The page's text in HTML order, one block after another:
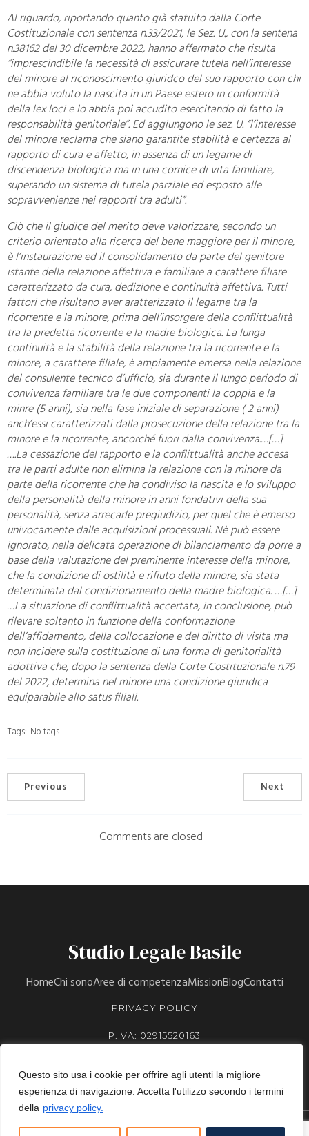
Questo sito usa i cookie per offrire agli utenti la migliore
esperienza di navigazione. Accetta l'utilizzo secondo i termini
della privacy policy.
Al riguardo, riportando quanto già statuito dalla Corte
Costituzionale con sentenza n.33/2021, le Sez. U., con la sentena
n.38162 del 30 dicembre 2022, hanno affermato che risulta
“imprescindibile la necessità di assicurare tutela nell’interesse
del minore al riconoscimento giuridco del suo rapporto con chi
ne abbia voluto la nascita in un Paese estero in conformità
della lex loci e lo abbia poi accudito esercitando di fatto la
responsabilità genitoriale”. Ed aggiungono le sez. U. “l’interesse
del minore reclama che siano garantite stabilità e certezza al
rapporto di cura e affetto, in assenza di un legame di
discendenza biologica ma in una cornice di vita familiare,
superando un sistema di tutela parziale ed esposto alle
sopravvenienze nei rapporti tra adulti”.
Ciò che il giudice del merito deve valorizzare, secondo un
criterio orientato alla ricerca del bene maggiore per il minore,
è l’instaurazione ed il consolidamento da parte del genitore
istante della relazione affettiva e familiare a carattere filiare
caratterizzato da cura, dedizione e continuità affettiva. Tutti
fattori che risultano aver aratterizzato il legame tra la
ricorrente e la minore, prima dell’insorgere della conflittualità
tra la predetta ricorrente e la madre biologica. La lunga
continuità e la stabilità della relazione tra la ricorrente e la
minore, a carattere filiale, è ampiamente emersa nella relazione
del consulente tecnico d’ufficio, sia durante il lungo periodo di
convivenza familiare tra le due componenti la coppia e la
minre (5 anni), sia nella fase iniziale di separazione ( 2 anni)
anch’essi caratterizzati dalla prosecuzione della relazione tra la
minore e la ricorrente, ancorché fuori dalla convivenza.…[…]
….La cessazione del rapporto e la conflittualità anche accesa
tra le parti adulte non elimina la relazione con la minore da
parte della ricorrente che ha condiviso la nascita e lo sviluppo
della personalità della minore in anni fondativi della sua
personalità, senza arrecarle pregiudizio, per quel che è emerso
univocamente dalle acquisizioni processuali. Nè può essere
ignorato, nella delicata operazione di bilanciamento da porre a
base della valutazione del preminente interesse della minore,
che la condizione di ostilità e rifiuto della minore, sia stata
determinata dal condizionamento della madre biologica. …[…]
…La situazione di conflittualità accertata, in conclusione, può
rilevare soltanto in funzione della conformazione
dell’affidamento, della collocazione e del diritto di visita ma
non incidere sulla costituzione di una forma di genitorialità
adottiva che, dopo la sentenza della Corte Costituzionale n.79
del 2022, determina nel minore una condizione giuridica
equiparabile allo satus filiali.
Tags: No tags
Previous Next
Comments are closed
Studio Legale Basile
HomeChi sonoAree di competenzaMissionBlogContatti
PRIVACY POLICY
P.IVA: 02915520163